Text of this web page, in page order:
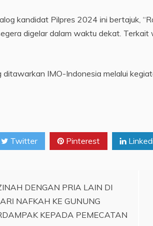
kandidat Pilpres 2024 ini bertajuk,
digelar dalam waktu dekat.
ditawarkan IMO-Indonesia melalui
Twitter Pinterest
DENGAN PRIA LAIN DI
NAFKAH KE GUNUNG
KEPADA PEMECATAN